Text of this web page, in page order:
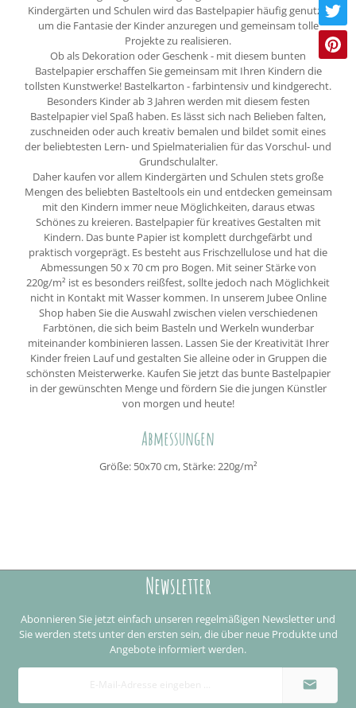
Kindergärten und Schulen wird das Bastelpapier häufig genutzt,
um die Fantasie der Kinder anzuregen und gemeinsam tolle
Projekte zu realisieren.
Ob als Dekoration oder Geschenk - mit diesem bunten
Bastelpapier erschaffen Sie gemeinsam mit Ihren Kindern die
tollsten Kunstwerke! Bastelkarton - farbintensiv und kindgerecht.
Besonders Kinder ab 3 Jahren werden mit diesem festen
Bastelpapier viel Spaß haben. Es lässt sich nach Belieben falten,
zuschneiden oder auch kreativ bemalen und bildet somit eines
der beliebtesten Lern- und Spielmaterialien für das Vorschul- und
Grundschulalter.
Daher kaufen vor allem Kindergärten und Schulen stets große
Mengen des beliebten Basteltools ein und entdecken gemeinsam
mit den Kindern immer neue Möglichkeiten, daraus etwas
Schönes zu kreieren. Bastelpapier für kreatives Gestalten mit
Kindern. Das bunte Papier ist komplett durchgefärbt und
praktisch vorgeprägt. Es besteht aus Frischzellulose und hat die
Abmessungen 50 x 70 cm pro Bogen. Mit seiner Stärke von
220g/m² ist es besonders reißfest, sollte jedoch nach Möglichkeit
nicht in Kontakt mit Wasser kommen. In unserem Jubee Online
Shop haben Sie die Auswahl zwischen vielen verschiedenen
Farbtönen, die sich beim Basteln und Werkeln wunderbar
miteinander kombinieren lassen. Lassen Sie der Kreativität Ihrer
Kinder freien Lauf und gestalten Sie alleine oder in Gruppen die
schönsten Meisterwerke. Kaufen Sie jetzt das bunte Bastelpapier
in der gewünschten Menge und fördern Sie die jungen Künstler
von morgen und heute!
Abmessungen
Größe: 50x70 cm, Stärke: 220g/m²
Newsletter
Abonnieren Sie jetzt einfach unseren regelmäßigen Newsletter und
Sie werden stets unter den ersten sein, die über neue Produkte und
Angebote informiert werden.
E-
Adresse